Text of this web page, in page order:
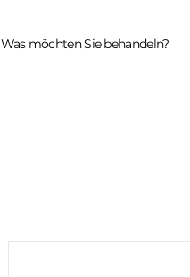
Was möchten Sie behandeln?